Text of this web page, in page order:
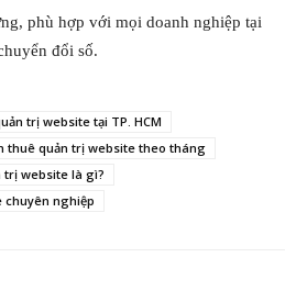
phù hợp với mọi doanh nghiệp tại
đổi số.
trị website tại TP. HCM
thuê quản trị website theo tháng
trị website là gì?
chuyên nghiệp